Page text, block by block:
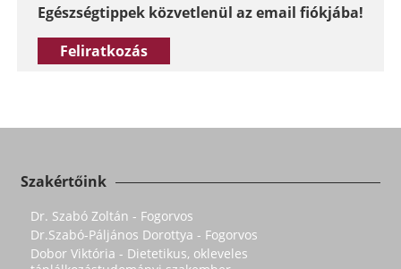
Egészségtippek közvetlenül az email fiókjába!
Feliratkozás
Szakértőink
Dr. Szabó Zoltán - Fogorvos
Dr.Szabó-Páljános Dorottya - Fogorvos
Dobor Viktória - Dietetikus, okleveles